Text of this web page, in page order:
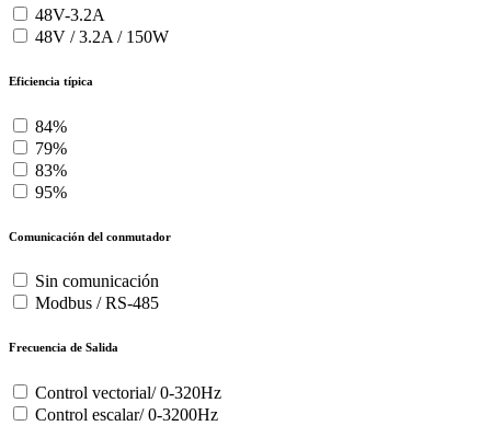
48V-3.2A
48V / 3.2A / 150W
Eficiencia típica
84%
79%
83%
95%
Comunicación del conmutador
Sin comunicación
Modbus / RS-485
Frecuencia de Salida
Control vectorial/ 0-320Hz
Control escalar/ 0-3200Hz